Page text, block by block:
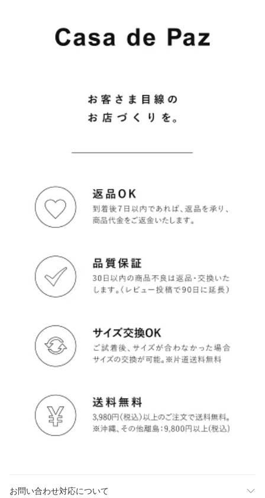
お問い合わせ対応について